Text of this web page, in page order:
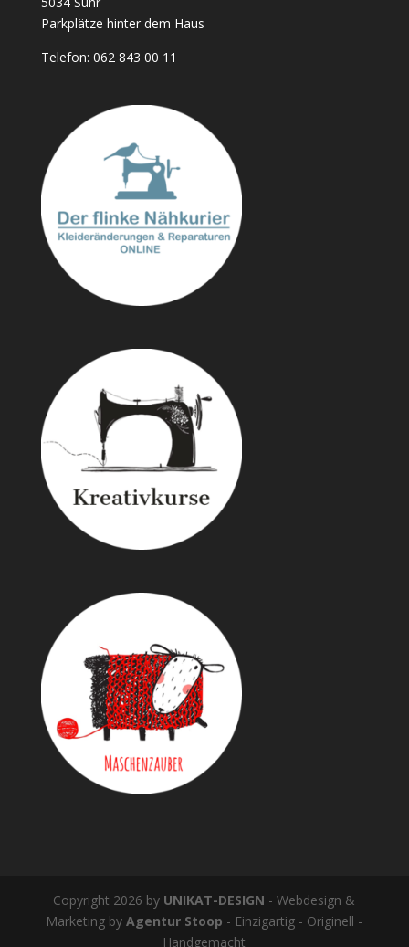
Parkplätze hinter dem Haus
Telefon: 062 843 00 11
Copyright 2026 by UNIKAT-DESIGN - Webdesign &
Marketing byAgentur Stoop - Einzigartig - Originell -
Handgemacht